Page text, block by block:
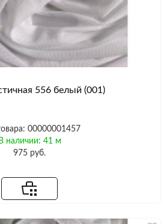
556 белый (001)
00000001457
В наличии: 41 м
975 руб.